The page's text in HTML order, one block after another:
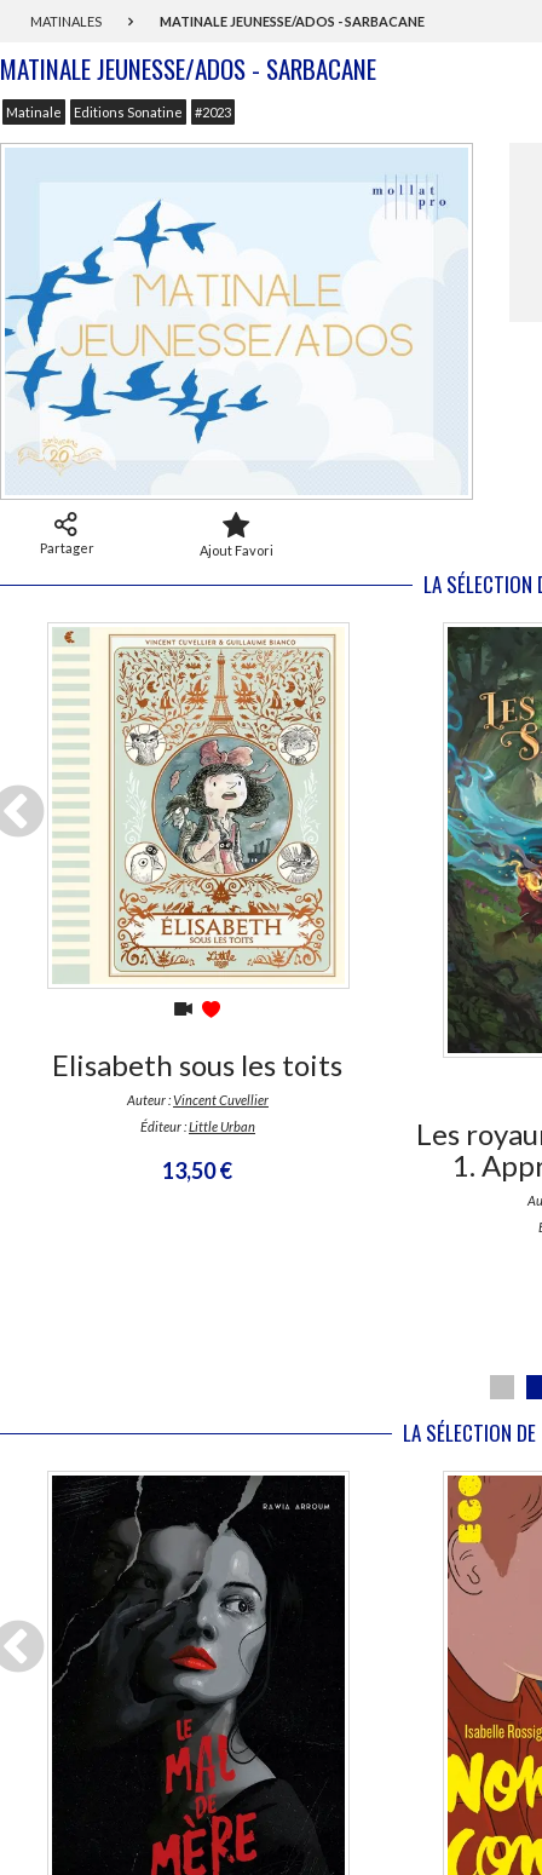
MATINALES MATINALE JEUNESSE/ADOS - SARBACANE
MATINALE JEUNESSE/ADOS - SARBACANE
Matinale Editions Sonatine #2023
Partager Ajout Favori
LA SÉLECTION
En stock *
*stock limité
Elisabeth sous les toits
Auteur :Vincent Cuvellier
Éditeur :Little Urban
13,50 €
Les
1.
LA SÉLECTION
En stock *
*stock limité